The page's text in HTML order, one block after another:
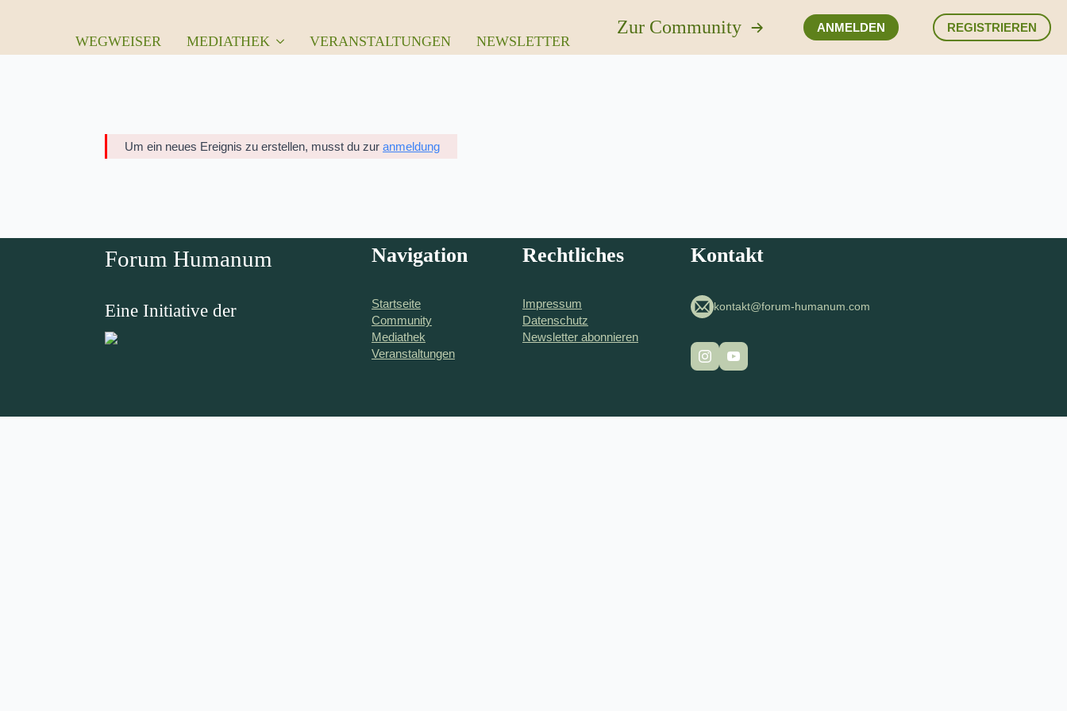
WEGWEISER MEDIATHEK VERANSTALTUNGEN NEWSLETTER
Zur Community ANMELDEN REGISTRIEREN
Um ein neues Ereignis zu erstellen, musst du zur anmeldung
Forum Humanum
Eine Initiative der
Navigation
Startseite
Community
Mediathek
Veranstaltungen
Rechtliches
Impressum
Datenschutz
Newsletter abonnieren
Kontakt
kontakt@forum-humanum.com